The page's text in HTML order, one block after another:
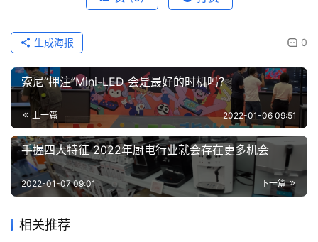
0
生成海报
索尼“押注”Mini-LED 会是最好的时机吗？
上一篇 2022-01-06 09:51
手握四大特征 2022年厨电行业就会存在更多机会
下一篇
2022-01-07 09:01
相关推荐